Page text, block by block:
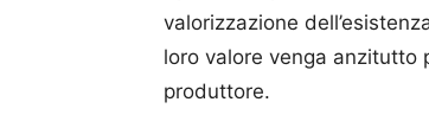
valorizzazione
loro valore venga anzitutto
produttore.